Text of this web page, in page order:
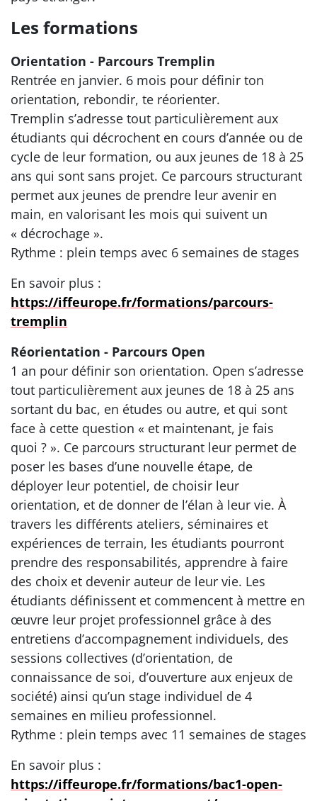
Les formations
Orientation - Parcours Tremplin
Rentrée en janvier. 6 mois pour définir ton
orientation, rebondir, te réorienter.
Tremplin s’adresse tout particulièrement aux
étudiants qui décrochent en cours d’année ou de
cycle de leur formation, ou aux jeunes de 18 à 25
ans qui sont sans projet. Ce parcours structurant
permet aux jeunes de prendre leur avenir en
main, en valorisant les mois qui suivent un
« décrochage ».
Rythme : plein temps avec 6 semaines de stages
En savoir plus :
https://iffeurope.fr/formations/parcours-
tremplin
Réorientation - Parcours Open
1 an pour définir son orientation. Open s’adresse
tout particulièrement aux jeunes de 18 à 25 ans
sortant du bac, en études ou autre, et qui sont
face à cette question « et maintenant, je fais
quoi ? ». Ce parcours structurant leur permet de
poser les bases d’une nouvelle étape, de
déployer leur potentiel, de choisir leur
orientation, et de donner de l’élan à leur vie. À
travers les différents ateliers, séminaires et
expériences de terrain, les étudiants pourront
prendre des responsabilités, apprendre à faire
des choix et devenir auteur de leur vie. Les
étudiants définissent et commencent à mettre en
œuvre leur projet professionnel grâce à des
entretiens d’accompagnement individuels, des
sessions collectives (d’orientation, de
connaissance de soi, d’ouverture aux enjeux de
société) ainsi qu’un stage individuel de 4
semaines en milieu professionnel.
Rythme : plein temps avec 11 semaines de stages
En savoir plus :
https://iffeurope.fr/formations/bac1-open-